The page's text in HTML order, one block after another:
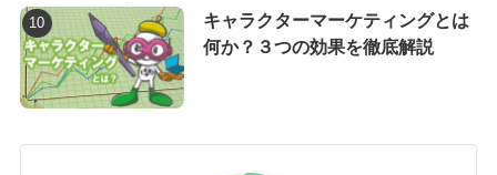
キャラクターマーケティングとは
何か？３つの効果を徹底解説